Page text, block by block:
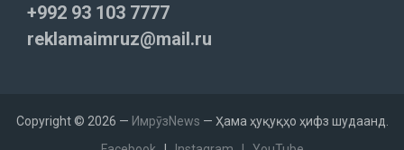
+992 93 103 7777
reklamaimruz@mail.ru
Copyright © 2026 — ИмрӯзNews — Ҳама ҳуқуқҳо ҳифз шудаанд.